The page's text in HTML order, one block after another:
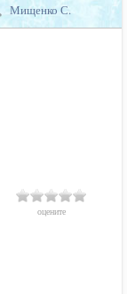
Мищенко С.
оцените